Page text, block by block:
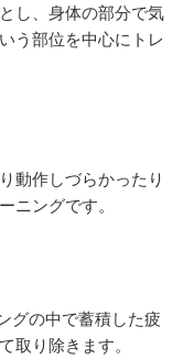
し、身体の部分で気
う部位を中心にトレ
動作しづらかったり
ニングです。
グの中で蓄積した疲
取り除きます。